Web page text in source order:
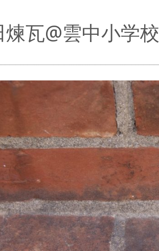
煉瓦@雲中小学校